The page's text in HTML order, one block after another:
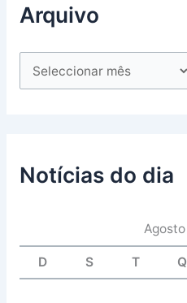
Arquivo
Notícias do dia
D S T Q